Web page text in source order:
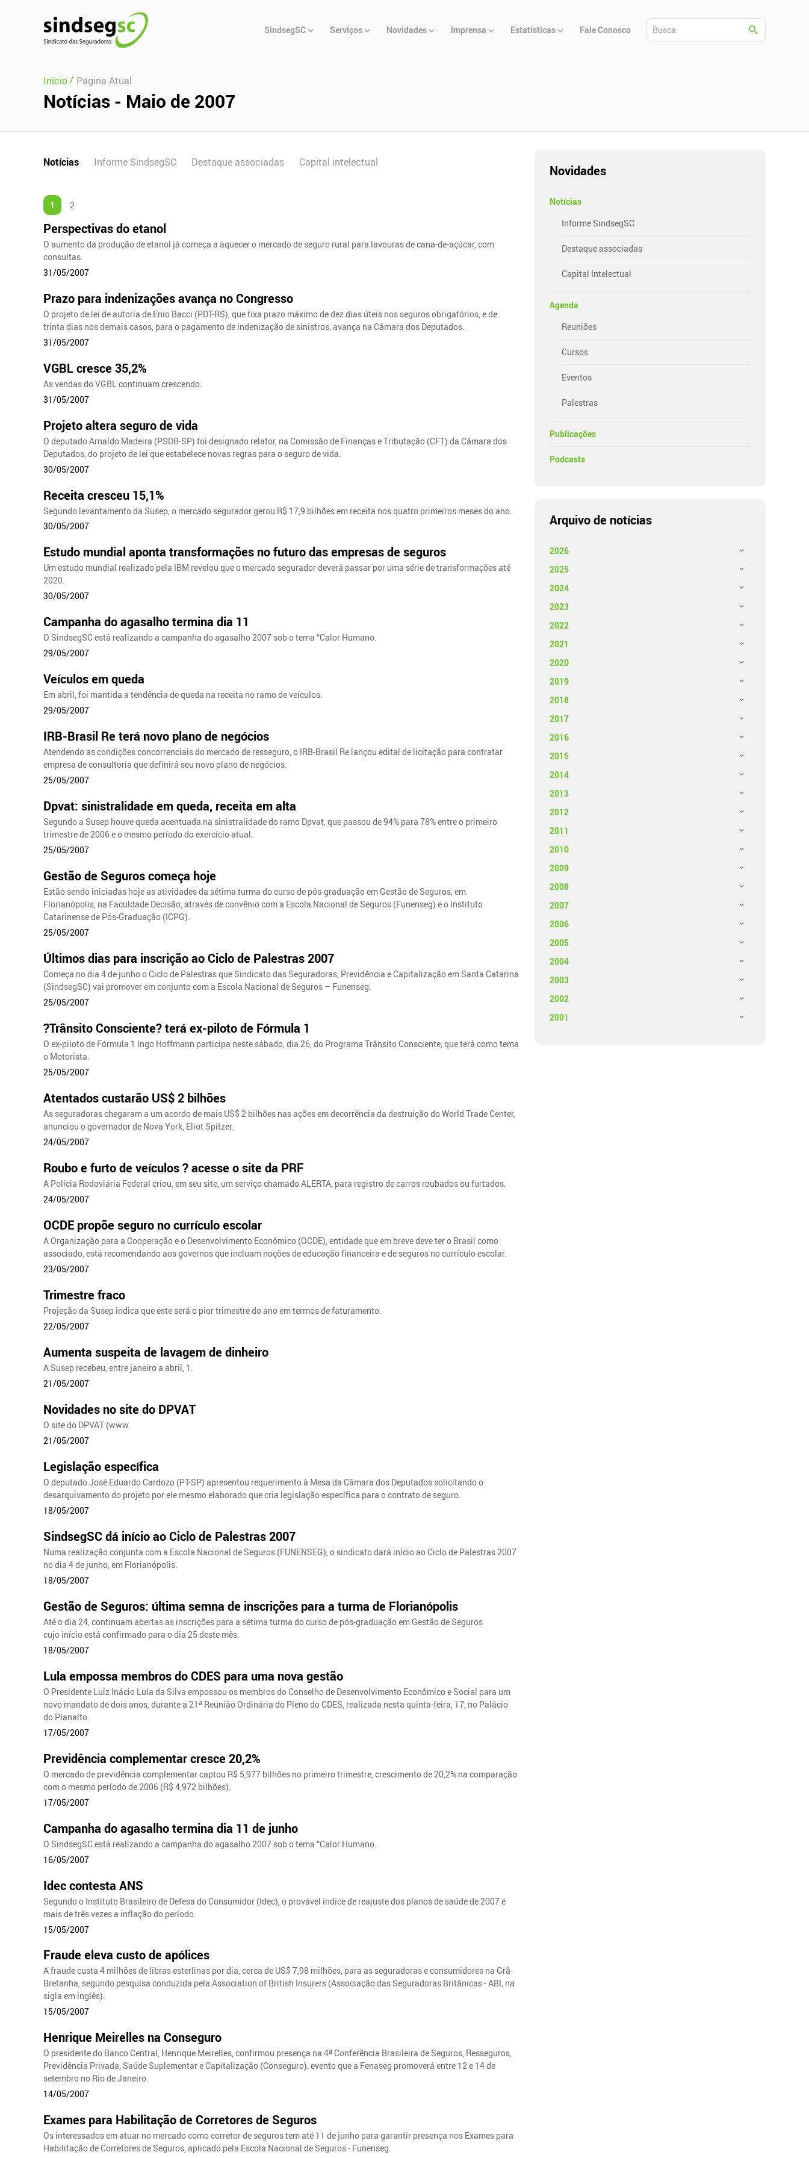
Principal
SindsegSC Serviços Novidades Imprensa Estatísticas Fale Conosco
Início/ Página Atual
Notícias - Maio de 2007
Notícias Informe SindsegSC Destaque associadas Capital intelectual
1 2
Perspectivas do etanol
O aumento da produção de etanol já começa a aquecer o mercado de seguro rural para lavouras de cana-de-açúcar, com
consultas.
31/05/2007
Prazo para indenizações avança no Congresso
O projeto de lei de autoria de Enio Bacci (PDT-RS), que fixa prazo máximo de dez dias úteis nos seguros obrigatórios, e de
trinta dias nos demais casos, para o pagamento de indenização de sinistros, avança na Câmara dos Deputados.
31/05/2007
VGBL cresce 35,2%
As vendas do VGBL continuam crescendo.
31/05/2007
Projeto altera seguro de vida
O deputado Arnaldo Madeira (PSDB-SP) foi designado relator, na Comissão de Finanças e Tributação (CFT) da Câmara dos
Deputados, do projeto de lei que estabelece novas regras para o seguro de vida.
30/05/2007
Receita cresceu 15,1%
Segundo levantamento da Susep, o mercado segurador gerou R$ 17,9 bilhões em receita nos quatro primeiros meses do ano.
30/05/2007
Estudo mundial aponta transformações no futuro das empresas de seguros
Um estudo mundial realizado pela IBM revelou que o mercado segurador deverá passar por uma série de transformações até
2020.
30/05/2007
Campanha do agasalho termina dia 11
O SindsegSC está realizando a campanha do agasalho 2007 sob o tema “Calor Humano.
29/05/2007
Veículos em queda
Em abril, foi mantida a tendência de queda na receita no ramo de veículos.
29/05/2007
IRB-Brasil Re terá novo plano de negócios
Atendendo as condições concorrenciais do mercado de resseguro, o IRB-Brasil Re lançou edital de licitação para contratar
empresa de consultoria que definirá seu novo plano de negócios.
25/05/2007
Dpvat: sinistralidade em queda, receita em alta
Segundo a Susep houve queda acentuada na sinistralidade do ramo Dpvat, que passou de 94% para 78% entre o primeiro
trimestre de 2006 e o mesmo período do exercício atual.
25/05/2007
Gestão de Seguros começa hoje
Estão sendo iniciadas hoje as atividades da sétima turma do curso de pós-graduação em Gestão de Seguros, em
Florianópolis, na Faculdade Decisão, através de convênio com a Escola Nacional de Seguros (Funenseg) e o Instituto
Catarinense de Pós-Graduação (ICPG).
25/05/2007
Últimos dias para inscrição ao Ciclo de Palestras 2007
Começa no dia 4 de junho o Ciclo de Palestras que Sindicato das Seguradoras, Previdência e Capitalização em Santa Catarina
(SindsegSC) vai promover em conjunto com a Escola Nacional de Seguros – Funenseg.
25/05/2007
?Trânsito Consciente? terá ex-piloto de Fórmula 1
O ex-piloto de Fórmula 1 Ingo Hoffmann participa neste sábado, dia 26, do Programa Trânsito Consciente, que terá como tema
o Motorista.
25/05/2007
Atentados custarão US$ 2 bilhões
As seguradoras chegaram a um acordo de mais US$ 2 bilhões nas ações em decorrência da destruição do World Trade Center,
anunciou o governador de Nova York, Eliot Spitzer.
24/05/2007
Roubo e furto de veículos ? acesse o site da PRF
A Polícia Rodoviária Federal criou, em seu site, um serviço chamado ALERTA, para registro de carros roubados ou furtados.
24/05/2007
OCDE propõe seguro no currículo escolar
A Organização para a Cooperação e o Desenvolvimento Econômico (OCDE), entidade que em breve deve ter o Brasil como
associado, está recomendando aos governos que incluam noções de educação financeira e de seguros no currículo escolar.
23/05/2007
Trimestre fraco
Projeção da Susep indica que este será o pior trimestre do ano em termos de faturamento.
22/05/2007
Aumenta suspeita de lavagem de dinheiro
A Susep recebeu, entre janeiro a abril, 1.
21/05/2007
Novidades no site do DPVAT
O site do DPVAT (www.
21/05/2007
Legislação específica
O deputado José Eduardo Cardozo (PT-SP) apresentou requerimento à Mesa da Câmara dos Deputados solicitando o
desarquivamento do projeto por ele mesmo elaborado que cria legislação específica para o contrato de seguro.
18/05/2007
SindsegSC dá início ao Ciclo de Palestras 2007
Numa realização conjunta com a Escola Nacional de Seguros (FUNENSEG), o sindicato dará início ao Ciclo de Palestras 2007
no dia 4 de junho, em Florianópolis.
18/05/2007
Gestão de Seguros: última semna de inscrições para a turma de Florianópolis
Até o dia 24, continuam abertas as inscrições para a sétima turma do curso de pós-graduação em Gestão de Seguros
cujo início está confirmado para o dia 25 deste mês.
18/05/2007
Lula empossa membros do CDES para uma nova gestão
O Presidente Luiz Inácio Lula da Silva empossou os membros do Conselho de Desenvolvimento Econômico e Social para um
novo mandato de dois anos, durante a 21ª Reunião Ordinária do Pleno do CDES, realizada nesta quinta-feira, 17, no Palácio
do Planalto.
17/05/2007
Previdência complementar cresce 20,2%
O mercado de previdência complementar captou R$ 5,977 bilhões no primeiro trimestre, crescimento de 20,2% na comparação
com o mesmo período de 2006 (R$ 4,972 bilhões).
17/05/2007
Campanha do agasalho termina dia 11 de junho
O SindsegSC está realizando a campanha do agasalho 2007 sob o tema “Calor Humano.
16/05/2007
Idec contesta ANS
Segundo o Instituto Brasileiro de Defesa do Consumidor (Idec), o provável índice de reajuste dos planos de saúde de 2007 é
mais de três vezes a inflação do período.
15/05/2007
Fraude eleva custo de apólices
A fraude custa 4 milhões de libras esterlinas por dia, cerca de US$ 7,98 milhões, para as seguradoras e consumidores na Grã-
Bretanha, segundo pesquisa conduzida pela Association of British Insurers (Associação das Seguradoras Britânicas - ABI, na
sigla em inglês).
15/05/2007
Henrique Meirelles na Conseguro
O presidente do Banco Central, Henrique Meirelles, confirmou presença na 4ª Conferência Brasileira de Seguros, Resseguros,
Previdência Privada, Saúde Suplementar e Capitalização (Conseguro), evento que a Fenaseg promoverá entre 12 e 14 de
setembro no Rio de Janeiro.
14/05/2007
Exames para Habilitação de Corretores de Seguros
Os interessados em atuar no mercado como corretor de seguros tem até 11 de junho para garantir presença nos Exames para
Habilitação de Corretores de Seguros, aplicado pela Escola Nacional de Seguros - Funenseg.
Novidades
Notícias
Informe SindsegSC
Destaque associadas
Capital Intelectual
Agenda
Reuniões
Cursos
Eventos
Palestras
Publicações
Podcasts
Arquivo de notícias
2026
2025
2024
2023
2022
2021
2020
2019
2018
2017
2016
2015
2014
2013
2012
2011
2010
2009
2008
2007
2006
2005
2004
2003
2002
2001